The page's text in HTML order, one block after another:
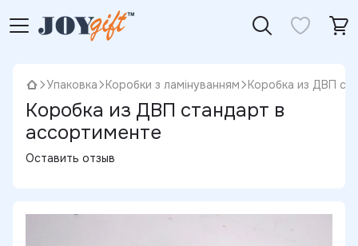
Упаковка Коробки з ламінуванням Коробка из ДВП
Коробка из ДВП стандарт в
ассортименте
Оставить отзыв